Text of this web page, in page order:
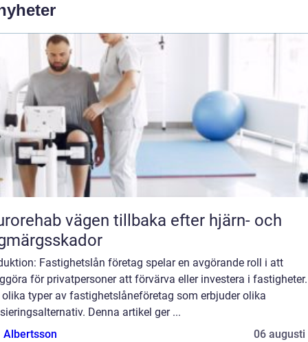
tillbaka efter hjärn- och
Fastighetslån företag spelar en avgörande roll i att
för privatpersoner att förvärva eller investera i
typer av fastighetslåneföretag som erbjuder olika
Denna artikel ger ...
Albertsson
06 augusti